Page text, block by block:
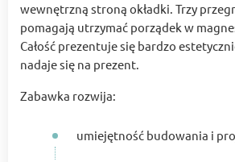
wewnętrzną stroną okładki. Trzy
pomagają utrzymać porządek w
Całość prezentuje się bardzo
nadaje się na prezent.
Zabawka rozwija:
umiejętność budowania i